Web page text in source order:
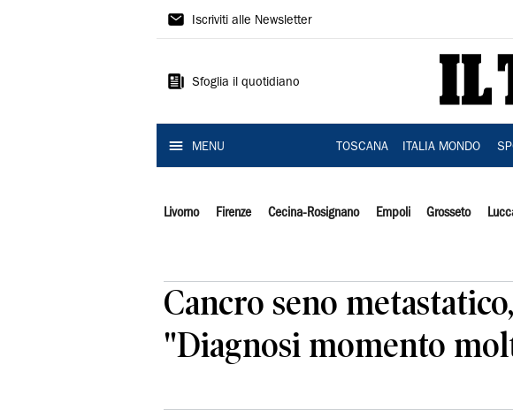
Il
Iscriviti alle Newsletter
Sfoglia il quotidiano
MENU TOSCANA ITALIA MONDO
Livorno Firenze Cecina-Rosignano Empoli Grosseto
Cancro seno
"Diagnosi momento